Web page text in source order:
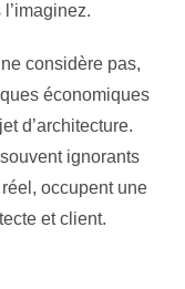
l’imaginez.
considère pas,
économiques
d’architecture.
ignorants
occupent une
et client.